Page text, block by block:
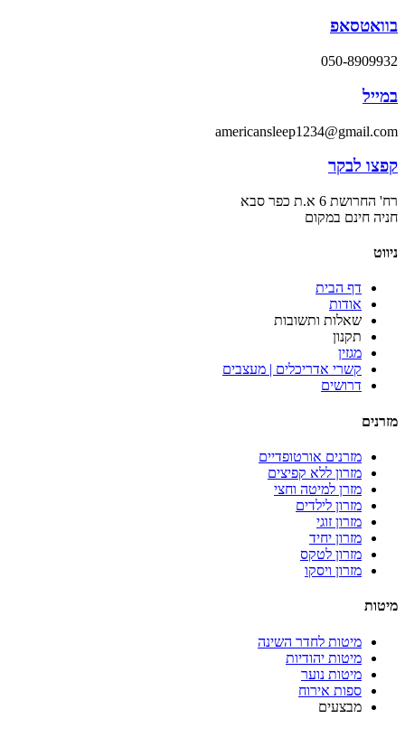
בוואטסאפ
050-8909932
במייל
americansleep1234@gmail.com
קפצו לבקר
רח' החרושת 6 א.ת כפר סבא
חניה חינם במקום
ניווט
דף הבית
אודות
שאלות ותשובות
תקנון
מגזין
קשרי אדריכלים | מעצבים
דרושים
מזרנים
מזרנים אורטופדיים
מזרון ללא קפיצים
מזרן למיטה וחצי
מזרון לילדים
מזרון זוגי
מזרון יחיד
מזרון לטקס
מזרון ויסקו
מיטות
מיטות לחדר השינה
מיטות יהודיות
מיטות נוער
ספות אירוח
מבצעים